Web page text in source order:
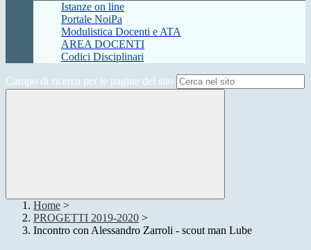
Istanze on line
Portale NoiPa
Modulistica Docenti e ATA
AREA DOCENTI
Codici Disciplinari
Campo di ricerca per le pagine del sito
Home >
PROGETTI 2019-2020 >
Incontro con Alessandro Zarroli - scout man Lube